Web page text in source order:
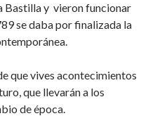
Bastilla y vieron funcionar
se daba por finalizada la
que vives acontecimientos
que llevarán a los
de época.